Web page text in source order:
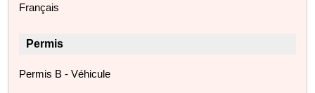
Français
Permis
Permis B - Véhicule